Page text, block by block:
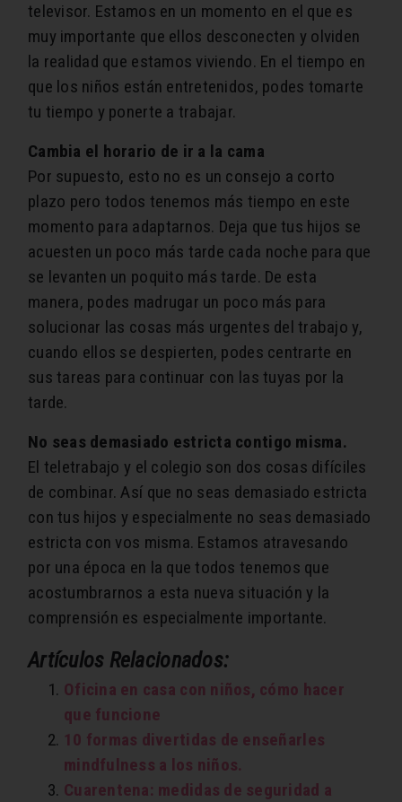
televisor. Estamos en un momento en el que es
muy importante que ellos desconecten y olviden
la realidad que estamos viviendo. En el tiempo en
que los niños están entretenidos, podes tomarte
tu tiempo y ponerte a trabajar.
Cambia el horario de ir a la cama
Por supuesto, esto no es un consejo a corto
plazo pero todos tenemos más tiempo en este
momento para adaptarnos. Deja que tus hijos se
acuesten un poco más tarde cada noche para que
se levanten un poquito más tarde. De esta
manera, podes madrugar un poco más para
solucionar las cosas más urgentes del trabajo y,
cuando ellos se despierten, podes centrarte en
sus tareas para continuar con las tuyas por la
tarde.
No seas demasiado estricta contigo misma.
El teletrabajo y el colegio son dos cosas difíciles
de combinar. Así que no seas demasiado estricta
con tus hijos y especialmente no seas demasiado
estricta con vos misma. Estamos atravesando
por una época en la que todos tenemos que
acostumbrarnos a esta nueva situación y la
comprensión es especialmente importante.
Artículos Relacionados:
Oficina en casa con niños, cómo hacer
que funcione
10 formas divertidas de enseñarles
mindfulness a los niños.
Cuarentena: medidas de seguridad a